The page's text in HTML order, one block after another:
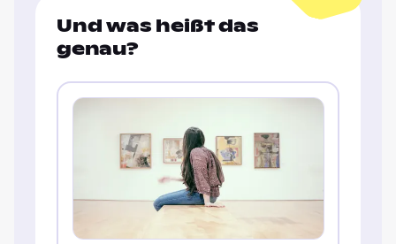
Und was heißt das
genau?